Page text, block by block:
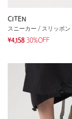
CITEN
スニーカー / スリッポン
¥4,158 30%OFF